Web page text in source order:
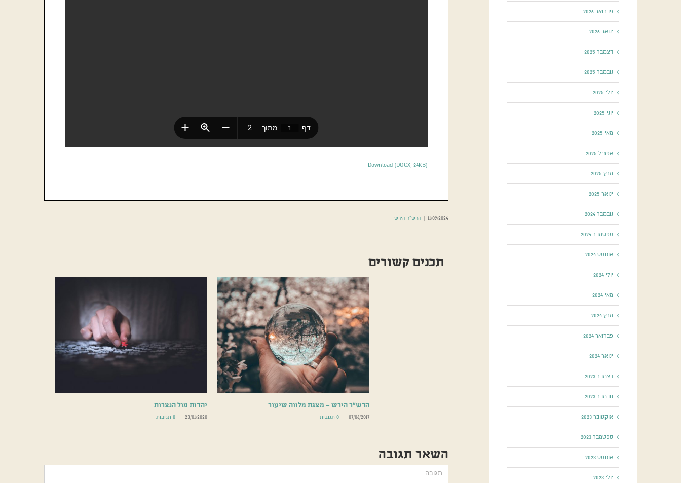
Download (DOCX, 24KB)
11/09/2024
| הרש"ר הירש
תכנים קשורים
יהדות מול הנצרות
23/01/2020
| 0 תגובות
הרש”ר הירש – מצגת מלווה שיעור
07/06/2017
| 0 תגובות
השאר תגובה
פברואר 2026
ינואר 2026
דצמבר 2025
נובמבר 2025
יולי 2025
יוני 2025
מאי 2025
אפריל 2025
מרץ 2025
ינואר 2025
נובמבר 2024
ספטמבר 2024
אוגוסט 2024
יולי 2024
מאי 2024
מרץ 2024
פברואר 2024
ינואר 2024
דצמבר 2023
נובמבר 2023
אוקטובר 2023
ספטמבר 2023
אוגוסט 2023
יולי 2023